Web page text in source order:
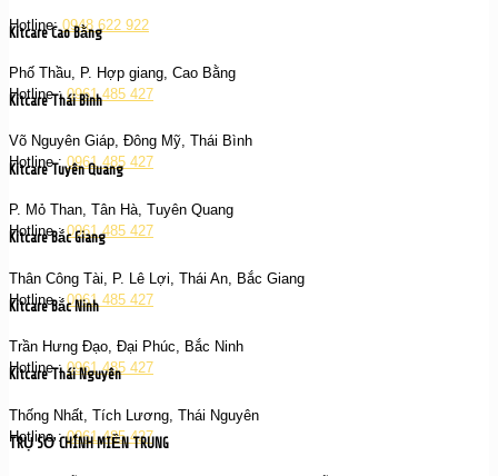
Hotline:0948 622 922
Kitcare Cao Bằng
Phố Thầu, P. Hợp giang, Cao Bằng
Hotline :0961 485 427
Kitcare Thái Bình
Võ Nguyên Giáp, Đông Mỹ, Thái Bình
Hotline :0961 485 427
Kitcare Tuyên Quang
P. Mỏ Than, Tân Hà, Tuyên Quang
Hotline :0961 485 427
Kitcare Bắc Giang
Thân Công Tài, P. Lê Lợi, Thái An, Bắc Giang
Hotline :0961 485 427
Kitcare Bắc Ninh
Trần Hưng Đạo, Đại Phúc, Bắc Ninh
Hotline :0961 485 427
Kitcare Thái Nguyên
Thống Nhất, Tích Lương, Thái Nguyên
Hotline :0961 485 427
TRỤ SỞ CHÍNH MIỀN TRUNG